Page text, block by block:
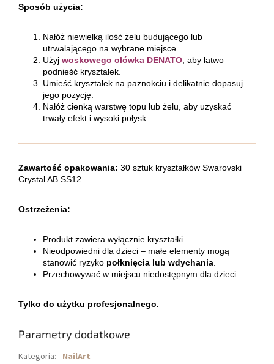
Sposób użycia:
Nałóż niewielką ilość żelu budującego lub
utrwalającego na wybrane miejsce.
Użyj woskowego ołówka DENATO , aby łatwo
podnieść kryształek.
Umieść kryształek na paznokciu i delikatnie dopasuj
jego pozycję.
Nałóż cienką warstwę topu lub żelu, aby uzyskać
trwały efekt i wysoki połysk.
Zawartość opakowania: 30 sztuk kryształków Swarovski
Crystal AB SS12.
Ostrzeżenia:
Produkt zawiera wyłącznie kryształki.
Nieodpowiedni dla dzieci – małe elementy mogą
stanowić ryzyko połknięcia lub wdychania
Przechowywać w miejscu niedostępnym dla dzieci.
Tylko do użytku profesjonalnego.
Parametry dodatkowe
Kategoria: NailArt